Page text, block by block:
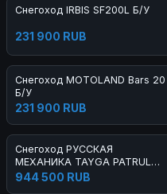
Снегоход IRBIS SF200L Б/У
231 900 RUB
Снегоход MOTOLAND Bars 200
Б/У
231 900 RUB
Снегоход РУССКАЯ
МЕХАНИКА TAYGA PATRUL
800 SWT Б/У
944 500 RUB